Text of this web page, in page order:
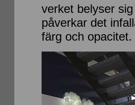
verket belyser
påverkar det
färg och opacitet.